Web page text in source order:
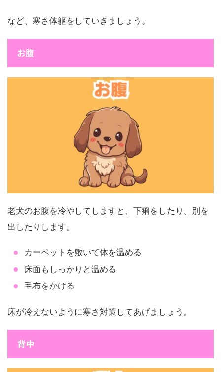
など、寒さ体躯をしていきましょう。
お腹
老犬のお腹を冷やしてしますと、下痢をしたり、別を
出したりします。
カーペットを敷いて体を温める
床面もしっかりと温める
毛布をかける
床が冷えないように寒さ対策してあげましょう。
背中